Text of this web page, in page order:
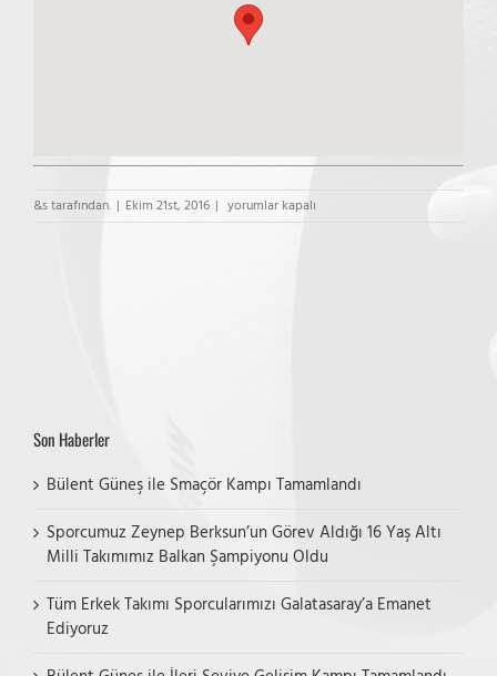
&s tarafından. | Ekim 21st, 2016 | Es
Voleybol
yorumlar kapalı
Son Haberler
Bülent Güneş ile Smaçör Kampı Tamamlandı
Sporcumuz Zeynep Berksun’un Görev Aldığı 16 Yaş Altı
Milli Takımımız Balkan Şampiyonu Oldu
Tüm Erkek Takımı Sporcularımızı Galatasaray’a Emanet
Ediyoruz